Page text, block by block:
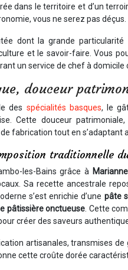
dans le territoire et d’un
vous ne serez pas déçus.
dont la grande
et le savoir-faire. Vous
un service de chef à domicile
douceur
des spécialités basques, le
Cette douceur
fabrication tout en s’adaptant
traditionnelle
les-Bains grâce à
Sa recette ancestrale
s’est enrichie d’une pâte
pâtissière onctueuse. Cette
créer des saveurs
artisanales, transmises
cette croûte dorée